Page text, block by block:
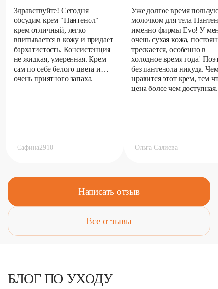
Здравствуйте! Сегодня
обсудим крем "Пантенол" —
крем отличный, легко
впитывается в кожу и придает
бархатистость. Консистенция
не жидкая, умеренная. Крем
сам по себе белого цвета и
очень приятного запаха.
Сафина2910
Уже долгое время
молочком для тела
именно фирмы Evo! У
очень сухая кожа,
трескается, особенно в
холодное время года!
без пантенола никуда.
нравится этот крем, тем
цена более чем
Ольга Салиева
Написать отзыв
Все отзывы
БЛОГ ПО УХОДУ